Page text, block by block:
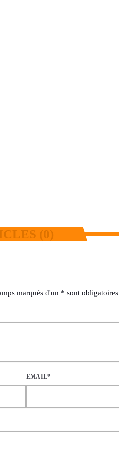
(0)
marqués d'un * sont obligatoires
EMAIL*